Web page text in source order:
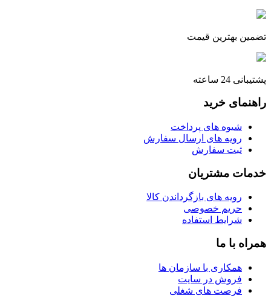
تضمین بهترین قیمت
پشتیبانی 24 ساعته
راهنمای خرید
شیوه های پرداخت
رویه های ارسال سفارش
ثبت سفارش
خدمات مشتریان
رویه های بازگرداندن کالا
حریم خصوصی
شرایط استفاده
همراه با ما
همکاری با سازمان ها
فروش در سایت
فرصت های شغلی